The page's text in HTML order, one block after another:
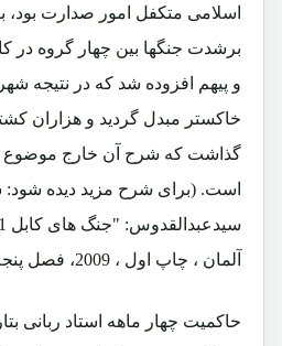
اسلامی متکفل امور صدارت
برشدت جنگها بین چهار گروه در
و پیهم افزوده شد که در نتیجه
خاکستر مبدل گردید و هزاران
گذاشت که شرح آن خارج موضوع
است. (برای شرح مزید دیده شود:
آلمان ، چاپ اول ، 2009، فصل پنجم تا فصل هشتم)